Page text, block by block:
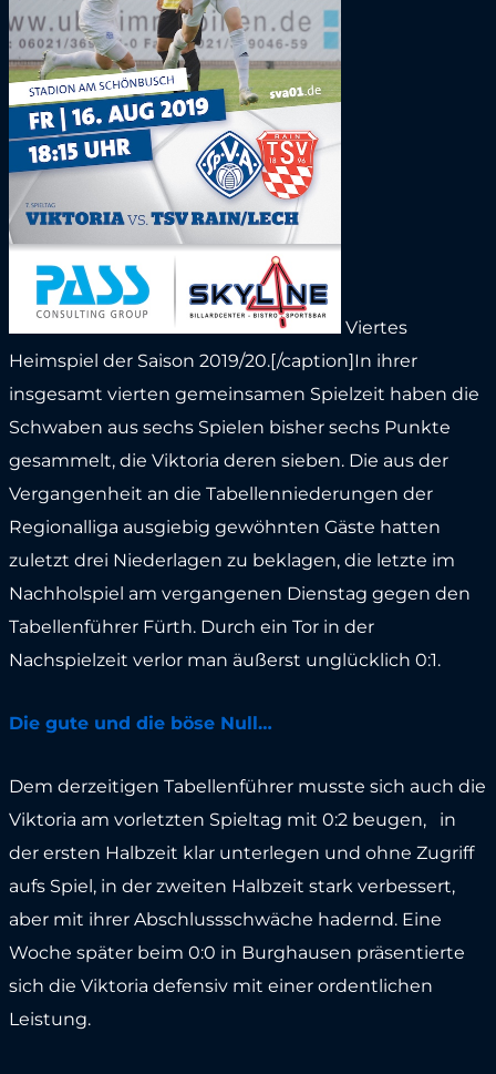
Viertes
Heimspiel der Saison 2019/20.[/caption]In ihrer
insgesamt vierten gemeinsamen Spielzeit haben die
Schwaben aus sechs Spielen bisher sechs Punkte
gesammelt, die Viktoria deren sieben. Die aus der
Vergangenheit an die Tabellenniederungen der
Regionalliga ausgiebig gewöhnten Gäste hatten
zuletzt drei Niederlagen zu beklagen, die letzte im
Nachholspiel am vergangenen Dienstag gegen den
Tabellenführer Fürth. Durch ein Tor in der
Nachspielzeit verlor man äußerst unglücklich 0:1.
Die gute und die böse Null…
Dem derzeitigen Tabellenführer musste sich auch die
Viktoria am vorletzten Spieltag mit 0:2 beugen, in
der ersten Halbzeit klar unterlegen und ohne Zugriff
aufs Spiel, in der zweiten Halbzeit stark verbessert,
aber mit ihrer Abschlussschwäche hadernd. Eine
Woche später beim 0:0 in Burghausen präsentierte
sich die Viktoria defensiv mit einer ordentlichen
Leistung.